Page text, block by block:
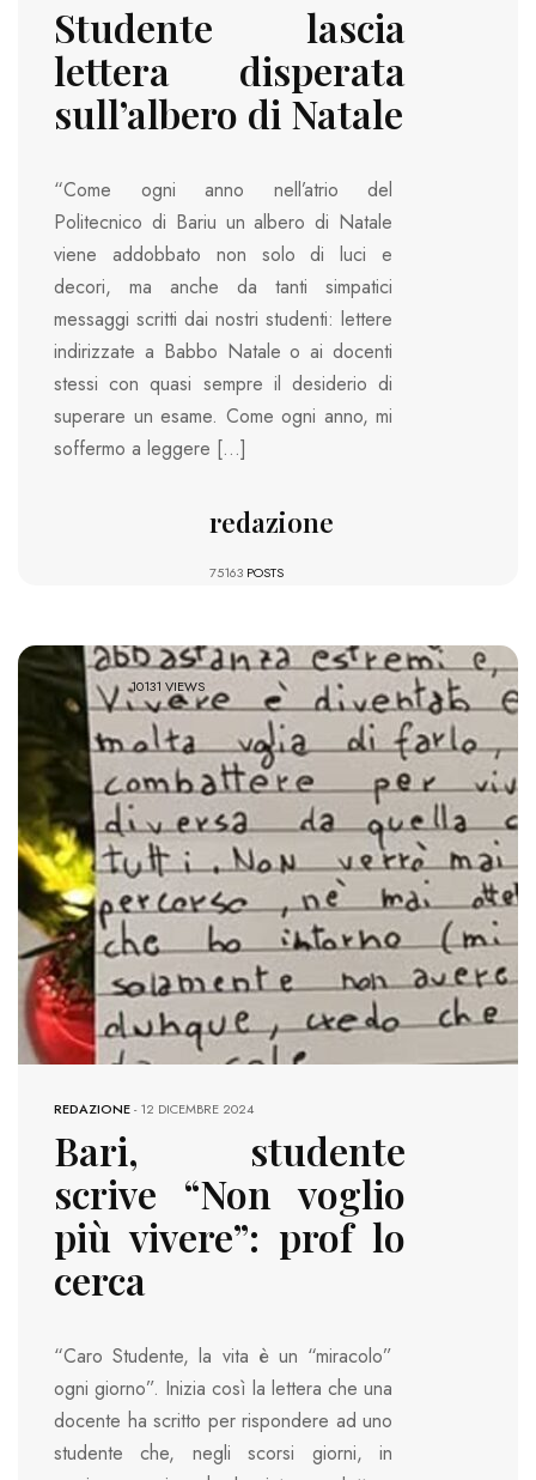
Studente lascia
lettera disperata
sull’albero di Natale
“Come ogni anno nell’atrio del
Politecnico di Bariu un albero di Natale
viene addobbato non solo di luci e
decori, ma anche da tanti simpatici
messaggi scritti dai nostri studenti: lettere
indirizzate a Babbo Natale o ai docenti
stessi con quasi sempre il desiderio di
superare un esame. Come ogni anno, mi
soffermo a leggere […]
redazione
75163 POSTS
10131 VIEWS
REDAZIONE-12 DICEMBRE 2024
Bari, studente
scrive “Non voglio
più vivere”: prof lo
cerca
“Caro Studente, la vita è un “miracolo”
ogni giorno”. Inizia così la lettera che una
docente ha scritto per rispondere ad uno
studente che, negli scorsi giorni, in